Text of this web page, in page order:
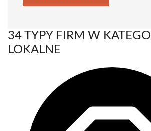
34 TYPY FIRM W
LOKALNE